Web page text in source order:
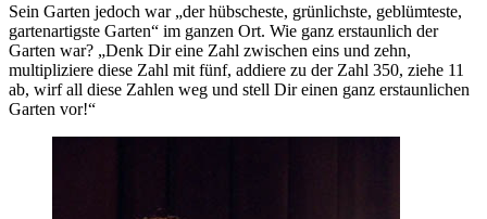
Sein Garten jedoch war „der hübscheste, grünlichste, geblümteste,
gartenartigste Garten“ im ganzen Ort. Wie ganz erstaunlich der
Garten war? „Denk Dir eine Zahl zwischen eins und zehn,
multipliziere diese Zahl mit fünf, addiere zu der Zahl 350, ziehe 11
ab, wirf all diese Zahlen weg und stell Dir einen ganz erstaunlichen
Garten vor!“